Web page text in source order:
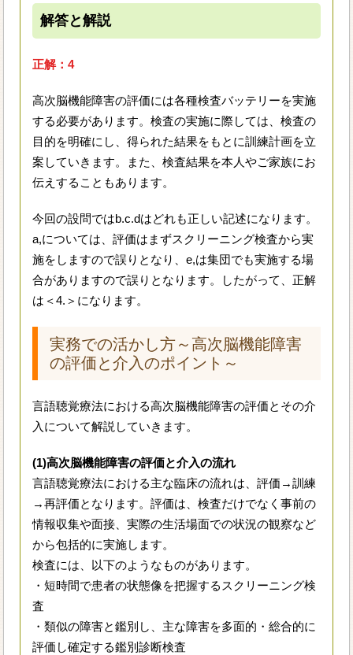
解答と解説
正解：4
高次脳機能障害の評価には各種検査バッテリーを実施
する必要があります。検査の実施に際しては、検査の
目的を明確にし、得られた結果をもとに訓練計画を立
案していきます。また、検査結果を本人やご家族にお
伝えすることもあります。
今回の設問ではb.c.dはどれも正しい記述になります。
a,については、評価はまずスクリーニング検査から実
施をしますので誤りとなり、e,は集団でも実施する場
合がありますので誤りとなります。したがって、正解
は＜4.＞になります。
実務での活かし方～高次脳機能障害
の評価と介入のポイント～
言語聴覚療法における高次脳機能障害の評価とその介
入について解説していきます。
(1)高次脳機能障害の評価と介入の流れ
言語聴覚療法における主な臨床の流れは、評価→訓練
→再評価となります。評価は、検査だけでなく事前の
情報収集や面接、実際の生活場面での状況の観察など
から包括的に実施します。
検査には、以下のようなものがあります。
・短時間で患者の状態像を把握するスクリーニング検
査
・類似の障害と鑑別し、主な障害を多面的・総合的に
評価し確定する鑑別診断検査